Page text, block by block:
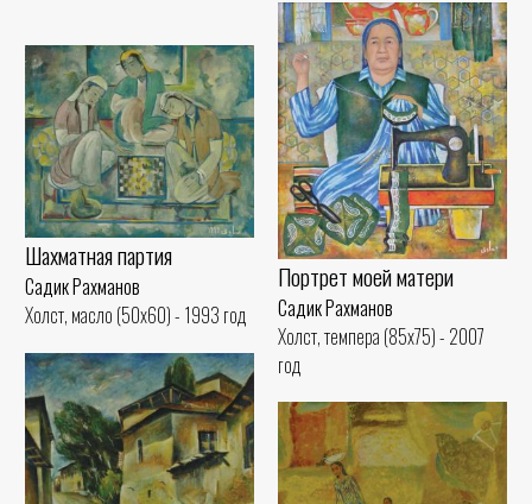
Портрет моей матери
Садик Рахманов
Холст, темпера (85x75) - 2007
год
Шахматная партия
Садик Рахманов
Холст, масло (50x60) - 1993 год